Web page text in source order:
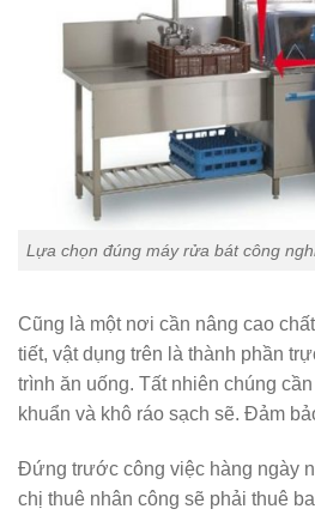
Lựa chọn đúng máy rửa bát công
Cũng là một nơi cần nâng cao
tiết, vật dụng trên là thành phần
trình ăn uống. Tất nhiên chúng
khuẩn và khô ráo sạch sẽ. Đảm
Đứng trước công việc hàng ngày
chị thuê nhân công sẽ phải thuê